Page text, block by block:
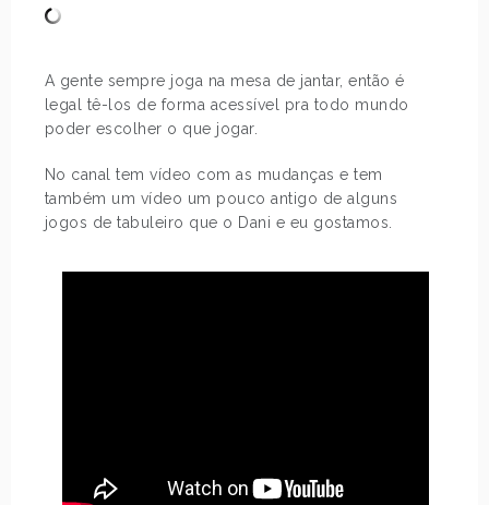
A gente sempre joga na mesa de jantar, então é
legal tê-los de forma acessível pra todo mundo
poder escolher o que jogar.
No canal tem vídeo com as mudanças e tem
também um vídeo um pouco antigo de alguns
jogos de tabuleiro que o Dani e eu gostamos.